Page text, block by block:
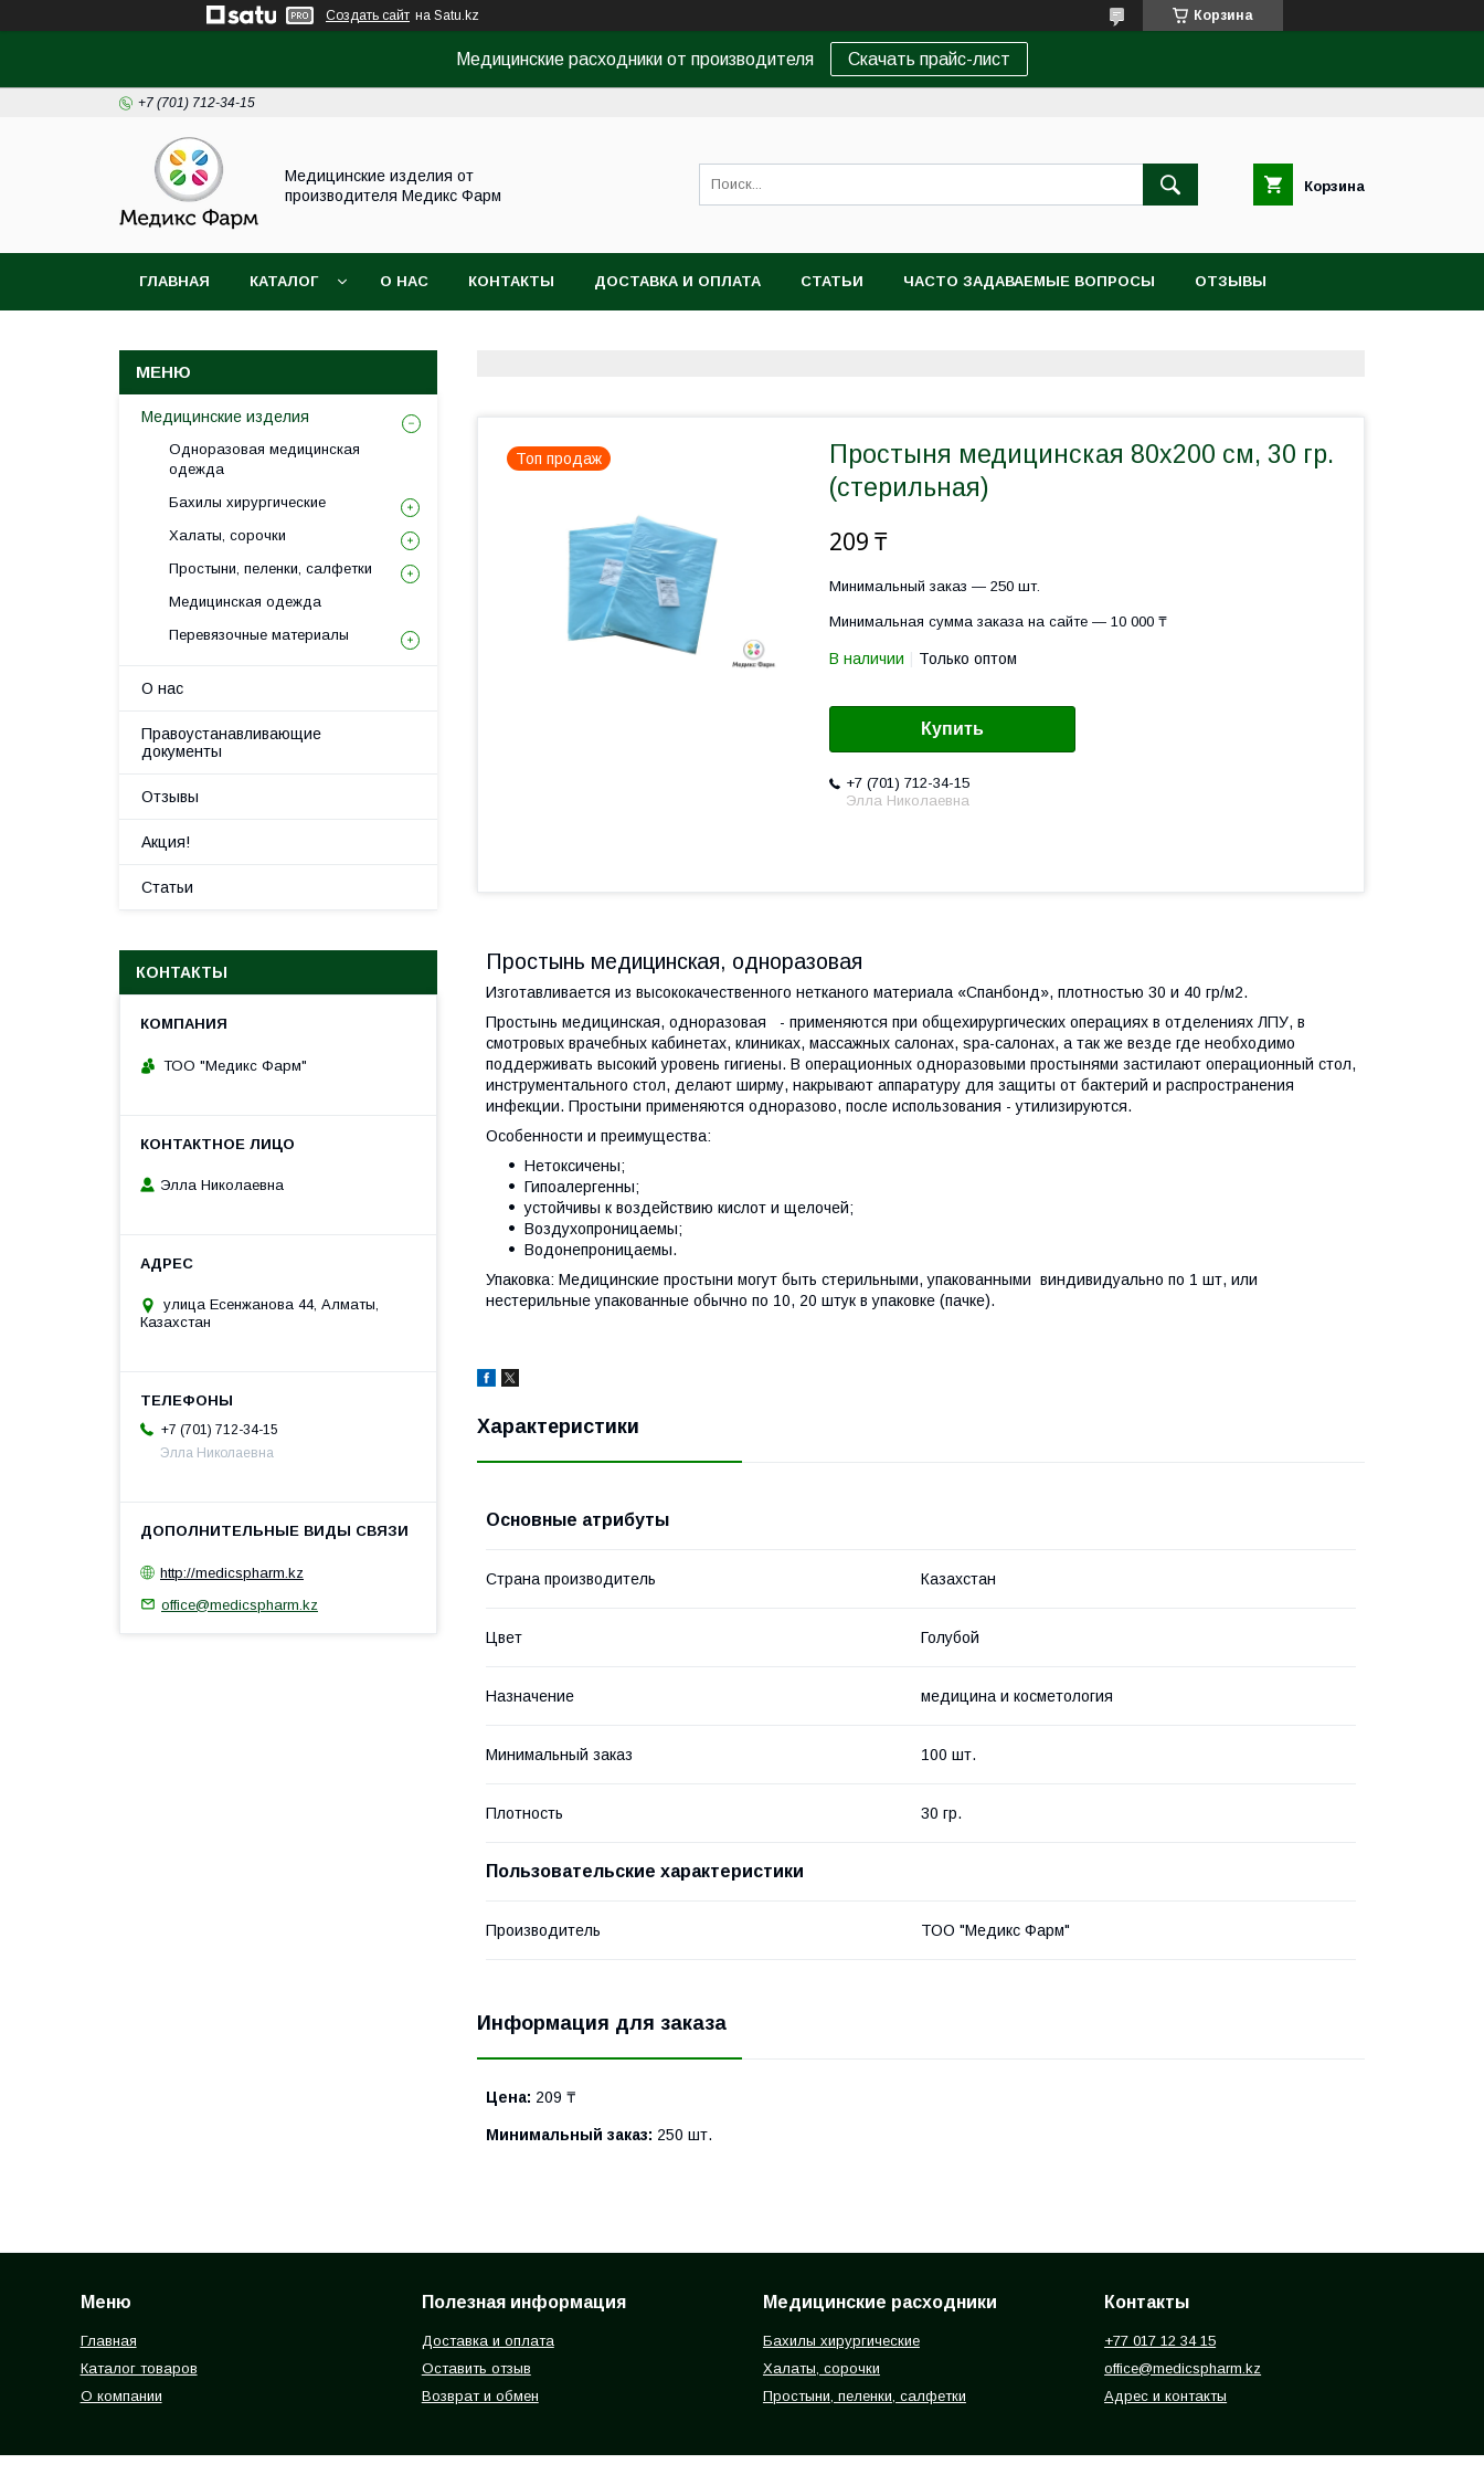
Создать сайт на Satu.kz Корзина
Медицинские расходники от производителя Скачать прайс-лист
+7 (701) 712-34-15
Медицинские изделия от
производителя Медикс Фарм
Корзина
ГЛАВНАЯ КАТАЛОГ О НАС КОНТАКТЫ ДОСТАВКА И ОПЛАТА СТАТЬИ ЧАСТО ЗАДАВАЕМЫЕ ВОПРОСЫ ОТЗЫВЫ
Топ продаж
Простыня медицинская 80х200 см, 30 гр.
(стерильная)
209 ₸
Минимальный заказ — 250 шт.
Минимальная сумма заказа на сайте — 10 000 ₸
В наличии Только оптом
Купить
+7 (701) 712-34-15
Элла Николаевна
Простынь медицинская, одноразовая
Изготавливается из высококачественного нетканого материала «Спанбонд», плотностью 30 и 40 гр/м2.
Простынь медицинская, одноразовая - применяются при общехирургических операциях в отделениях ЛПУ, в
смотровых врачебных кабинетах, клиниках, массажных салонах, spa-салонах, а так же везде где необходимо
поддерживать высокий уровень гигиены. В операционных одноразовыми простынями застилают операционный стол,
инструментального стол, делают ширму, накрывают аппаратуру для защиты от бактерий и распространения
инфекции. Простыни применяются одноразово, после использования - утилизируются.
Особенности и преимущества:
Нетоксичены;
Гипоалергенны;
устойчивы к воздействию кислот и щелочей;
Воздухопроницаемы;
Водонепроницаемы.
Упаковка: Медицинские простыни могут быть стерильными, упакованными виндивидуально по 1 шт, или
нестерильные упакованные обычно по 10, 20 штук в упаковке (пачке).
Характеристики
Основные атрибуты
Страна производитель Казахстан
Цвет Голубой
Назначение медицина и косметология
Минимальный заказ 100 шт.
Плотность 30 гр.
Пользовательские характеристики
Производитель ТОО "Медикс Фарм"
Информация для заказа
Цена: 209 ₸
Минимальный заказ: 250 шт.
Медицинские изделия
Одноразовая медицинская
одежда
Бахилы хирургические
Халаты, сорочки
Простыни, пеленки, салфетки
Медицинская одежда
Перевязочныe материалы
О нас
Правоустанавливающие
документы
Отзывы
Акция!
Статьи
КОНТАКТЫ
ТОО "Медикс Фарм"
Элла Николаевна
улица Есенжанова 44, Алматы,
Казахстан
+7 (701) 712-34-15
Элла Николаевна
http://medicspharm.kz
office@medicspharm.kz
Меню
Главная
Каталог товаров
О компании
Полезная информация
Доставка и оплата
Оставить отзыв
Возврат и обмен
Медицинские расходники
Бахилы хирургические
Халаты, сорочки
Простыни, пеленки, салфетки
Контакты
+77 017 12 34 15
office@medicspharm.kz
Адрес и контакты